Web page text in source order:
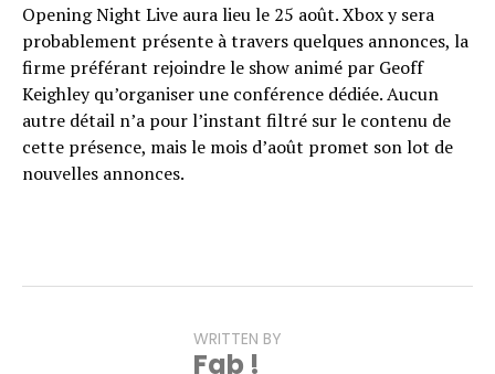
Opening Night Live aura lieu le 25 août. Xbox y sera
probablement présente à travers quelques annonces, la
firme préférant rejoindre le show animé par Geoff
Keighley qu’organiser une conférence dédiée. Aucun
autre détail n’a pour l’instant filtré sur le contenu de
cette présence, mais le mois d’août promet son lot de
nouvelles annonces.
WRITTEN BY
Fab !